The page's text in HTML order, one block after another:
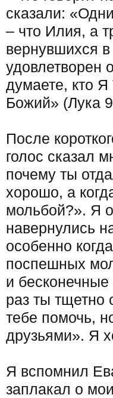
сказали:
– что Илия, а
вернувшихся
удовлетворен
думаете, кто
Божий» (Лука
После
голос сказал
почему ты
хорошо, а
мольбой?». Я
навернулись
особенно
поспешных
и
раз ты тщетно
тебе помочь,
друзьями». Я
Я вспомнил
заплакал о